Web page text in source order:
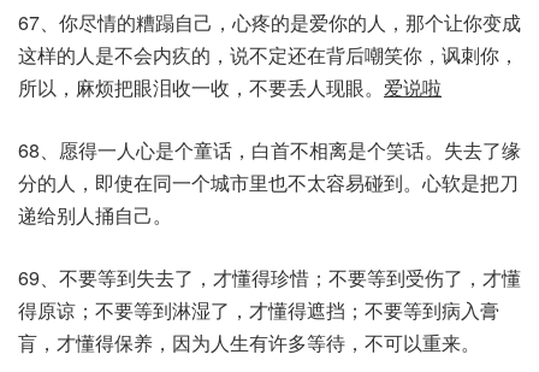
67、你尽情的糟蹋自己，心疼的是爱你的人，那个让你变成
这样的人是不会内疚的，说不定还在背后嘲笑你，讽刺你，
所以，麻烦把眼泪收一收，不要丢人现眼。 爱说啦
68、愿得一人心是个童话，白首不相离是个笑话。失去了缘
分的人，即使在同一个城市里也不太容易碰到。心软是把刀
递给别人捅自己。
69、不要等到失去了，才懂得珍惜；不要等到受伤了，才懂
得原谅；不要等到淋湿了，才懂得遮挡；不要等到病入膏
肓，才懂得保养，因为人生有许多等待，不可以重来。